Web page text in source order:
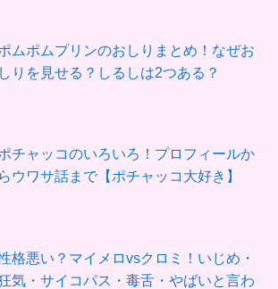
ムポムプリンのおしりまとめ！なぜお
しりを見せる？しるしは2つある？
チャッコのいろいろ！プロフィールか
らウワサ話まで【ポチャッコ大好き】
格悪い？マイメロvsクロミ！いじめ・
気・サイコパス・毒舌・やばいと言わ